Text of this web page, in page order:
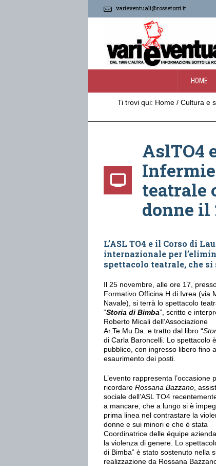
varieventuali@rossetorri.it
HOME
Ti trovi qui: Home / Cultura e
AslTO4
teatrale
donne il
L’ASL TO4 e il Corso di
internazionale per
spettacolo teatrale, che
Il 25 novembre, alle ore 17,
Formativo Officina H di Ivrea (via
Navale), si terrà lo spettacolo
“Storia di Bimba”, scritto e
Roberto Micali dell’Associazione
Ar.Te.Mu.Da. e tratto dal libro “
di Carla Baroncelli. Lo spettacolo
pubblico, con ingresso libero fino a
esaurimento dei posti.
L’evento rappresenta l’occasione
ricordare Rossana Bazzano ,
sociale dell’ASL TO4
a mancare, che a lungo si è
prima linea nel contrastare la
donne e sui minori e che è stata
Coordinatrice delle équipe
la violenza di genere. Lo
di Bimba” è stato sostenuto nella
realizzazione da Rossana